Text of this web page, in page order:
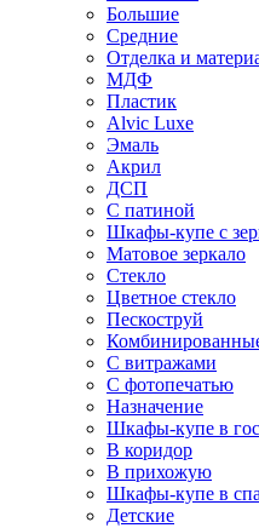
Большие
Средние
Отделка и
МДФ
Пластик
Alvic Luxe
Эмаль
Акрил
ДСП
С патиной
Шкафы-купе с
Матовое зеркало
Стекло
Цветное стекло
Пескоструй
С витражами
С фотопечатью
Назначение
Шкафы-купе в
В коридор
В прихожую
Шкафы-купе в
Детские